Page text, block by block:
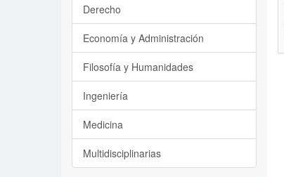
Derecho
Economía y Administración
Filosofía y Humanidades
Ingeniería
Medicina
Multidisciplinarias